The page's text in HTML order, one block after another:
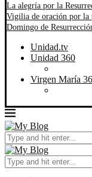
La alegría por la
Vigilia de oración por la
Domingo de
Unidad.tv
Unidad 360
Virgen María